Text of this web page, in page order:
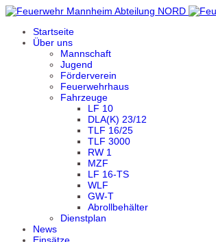
Startseite
Über uns
Mannschaft
Jugend
Förderverein
Feuerwehrhaus
Fahrzeuge
LF 10
DLA(K) 23/12
TLF 16/25
TLF 3000
RW 1
MZF
LF 16-TS
WLF
GW-T
Abrollbehälter
Dienstplan
News